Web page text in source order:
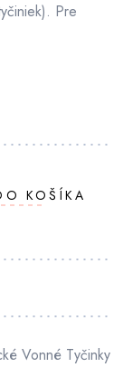
Pre
KOŠÍKA
Vonné Tyčinky